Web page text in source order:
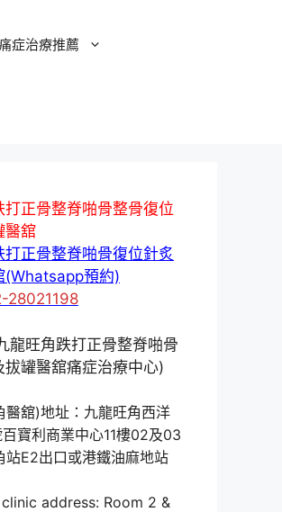
症治療推薦
打正骨整脊啪骨整骨復位
醫舘
打正骨整脊啪骨復位針炙
(Whatsapp預約)
28021198
醫舘)地址：九龍旺角西洋
寶利商業中心11樓02及03
站E2出口或港鐵油麻地站
address: Room 2 &